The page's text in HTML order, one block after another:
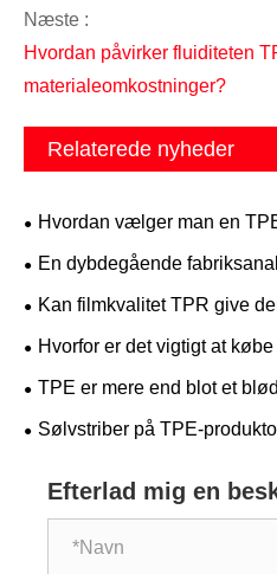
Næste :
Hvordan påvirker fluiditeten
materialeomkostninger?
Relaterede nyheder
​Hvordan vælger man en
løbe ind i faldgruber?
En dybdegående
vedhæftning af TPE-
Kan filmkvalitet TPR give
og elastiske genopretning,
Hvorfor er det vigtigt at
originale producent? En
TPE er mere end blot et
temperatur – applikationer,
Sølvstriber på TPE-
Efterlad mig en